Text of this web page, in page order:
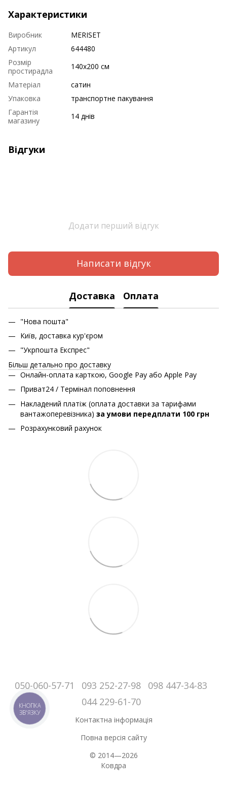
Характеристики
Виробник
MERISET
Артикул
644480
Розмір
простирадла
140х200 см
Матеріал
сатин
Упаковка
транспортне пакування
Гарантія
магазину
14 днів
Відгуки
Додати перший відгук
Написати відгук
Доставка Оплата
"Нова пошта"
Київ, доставка кур'єром
"Укрпошта Експрес"
Більш детально про доставку
Онлайн-оплата карткою, Google Pay або Apple Pay
Приват24 / Термінал поповнення
Накладений платіж (оплата доставки за тарифами
вантажоперевізника) за умови передплати 100 грн
Розрахунковий рахунок
050-060-57-71 093 252-27-98
098 447-34-83
044 229-61-70
Контактна інформація
Повна версія сайту
© 2014—2026
Ковдра
КНОПКА
ЗВ'ЯЗКУ